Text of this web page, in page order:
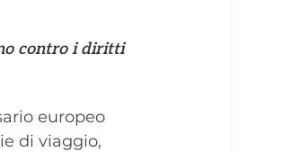
contro i diritti
europeo
di viaggio,